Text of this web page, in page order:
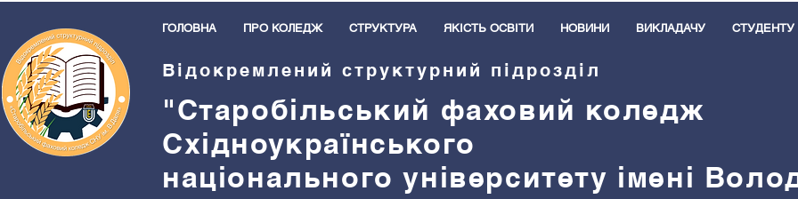
ГОЛОВНА ПРО КОЛЕДЖ СТРУКТУРА ЯКІСТЬ ОСВІТИ НОВИНИ ВИКЛАДАЧУ СТУДЕНТУ
Відокремлений структурний підрозділ
"Старобільський фаховий коледж
Східноукраїнського
національного університету імені